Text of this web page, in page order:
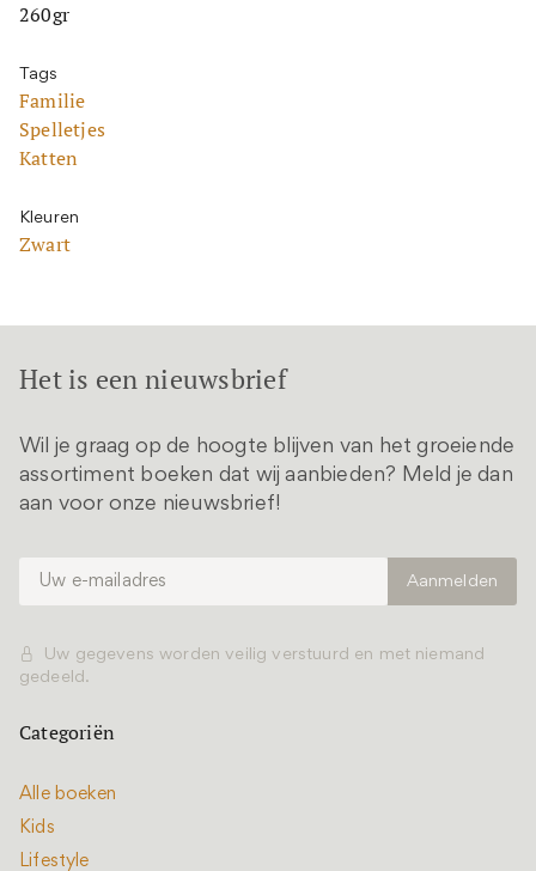
260gr
Tags
Familie
Spelletjes
Katten
Kleuren
Zwart
Het is een nieuwsbrief
Wil je graag op de hoogte blijven van het groeiende
assortiment boeken dat wij aanbieden? Meld je dan
aan voor onze nieuwsbrief!
Uw gegevens worden veilig verstuurd en met niemand
gedeeld.
Categoriën
Alle boeken
Kids
Lifestyle